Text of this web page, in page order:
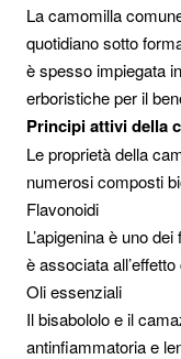
La camomilla
quotidiano sotto
è spesso impiegata
erboristiche per il
Principi attivi della
Le proprietà della
numerosi composti
Flavonoidi
L’apigenina è uno
è associata
Oli essenziali
Il bisabololo e il
antinfiammatoria e